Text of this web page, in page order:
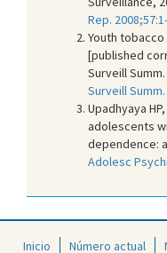
Rep.
Youth
[published
Surveill
Surveill
Upadhyaya
adolescents
dependence:
Adolesc
Inicio Número actual